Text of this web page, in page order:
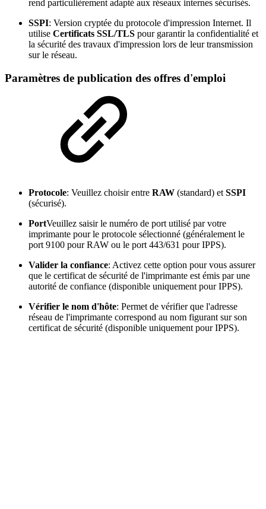
rend particulièrement adapté aux réseaux internes sécurisés.
SSPI: Version cryptée du protocole d'impression Internet. Il
utilise Certificats SSL/TLS pour garantir la confidentialité et
la sécurité des travaux d'impression lors de leur transmission
sur le réseau.
Paramètres de publication des offres d'emploi
Protocole: Veuillez choisir entre RAW (standard) etSSPI
(sécurisé).
PortVeuillez saisir le numéro de port utilisé par votre
imprimante pour le protocole sélectionné (généralement le
port 9100 pour RAW ou le port 443/631 pour IPPS).
Valider la confiance: Activez cette option pour vous assurer
que le certificat de sécurité de l'imprimante est émis par une
autorité de confiance (disponible uniquement pour IPPS).
Vérifier le nom d'hôte: Permet de vérifier que l'adresse
réseau de l'imprimante correspond au nom figurant sur son
certificat de sécurité (disponible uniquement pour IPPS).